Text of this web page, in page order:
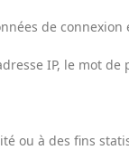
de connexion
IP, le mot de
ou à des fins